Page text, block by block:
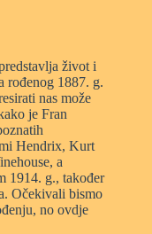
život i
rođenog 1887. g.
nas može
je Fran
Hendrix, Kurt
a
1914. g., također
Očekivali bismo
no ovdje